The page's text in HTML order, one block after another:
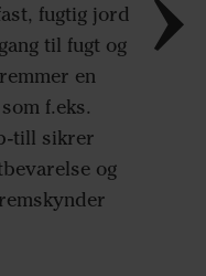
fugtig jord
til fugt og
en
f.eks.
till sikrer
og
fugt.
giver